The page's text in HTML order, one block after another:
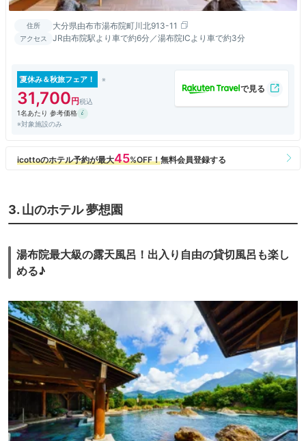
住所 大分県由布市湯布院町川北913-11
アクセス JR由布院駅より車で約6分／湯布院ICより車で約3分
夏休み＆秋旅フェア！
31,700
1名あたり 参考価格
※対象施設のみ
3. 山のホテル 夢想園
湯布院最大級の露天風呂！出入り自由の貸切風呂も楽し
める♪